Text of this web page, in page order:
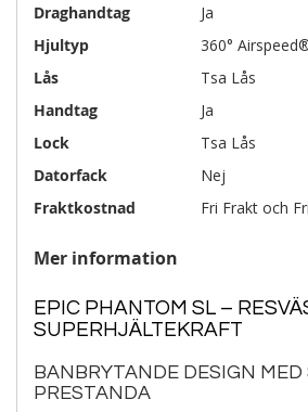
Draghandtag
Ja
Hjultyp
360°
Lås
Tsa Lås
Handtag
Ja
Lock
Tsa Lås
Datorfack
Nej
Fraktkostnad
Fri Frakt och
Mer information
EPIC PHANTOM SL –
SUPERHJÄLTEKRAFT
BANBRYTANDE DESIGN MED
PRESTANDA